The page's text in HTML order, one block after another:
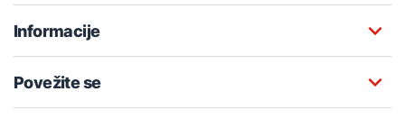
Informacije
Povežite se